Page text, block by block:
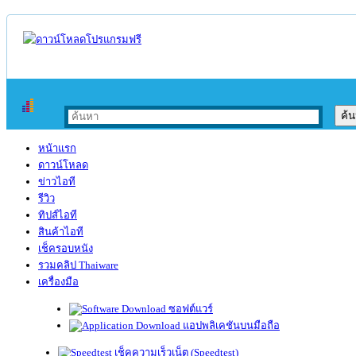
หน้าแรก
ดาวน์โหลด
ข่าวไอที
รีวิว
ทิปส์ไอที
สินค้าไอที
เช็ครอบหนัง
รวมคลิป Thaiware
เครื่องมือ
ซอฟต์แวร์
แอปพลิเคชันบนมือถือ
เช็คความเร็วเน็ต (Speedtest)